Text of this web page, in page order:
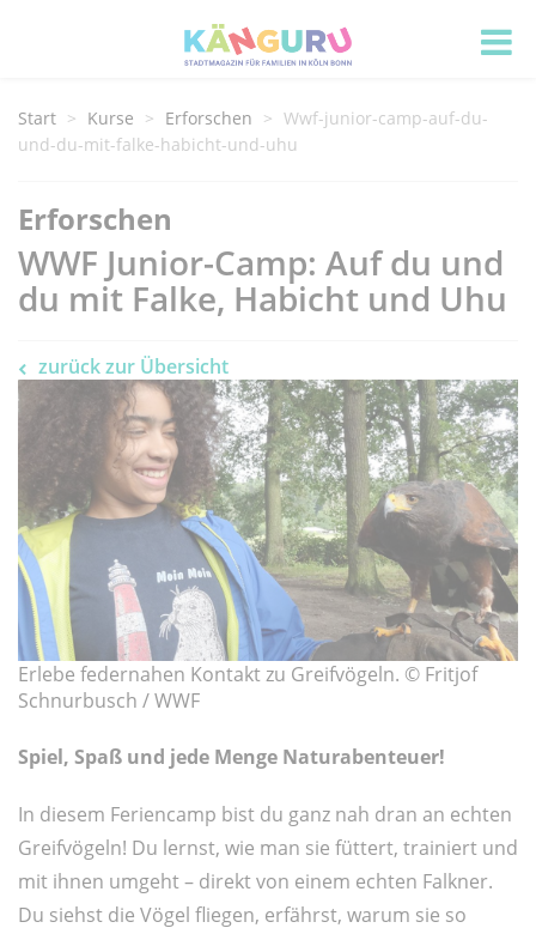
Start Kurse Erforschen
Wwf-junior-camp-auf-du-
und-du-mit-falke-habicht-und-uhu
Erforschen
WWF Junior-Camp: Auf du und
du mit Falke, Habicht und Uhu
zurück zur Übersicht
Erlebe federnahen Kontakt zu Greifvögeln. © Fritjof
Schnurbusch / WWF
Spiel, Spaß und jede Menge Naturabenteuer!
In diesem Feriencamp bist du ganz nah dran an echten
Greifvögeln! Du lernst, wie man sie füttert, trainiert und
mit ihnen umgeht – direkt von einem echten Falkner.
Du siehst die Vögel fliegen, erfährst, warum sie so